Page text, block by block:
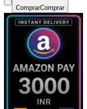
ComprarComprar